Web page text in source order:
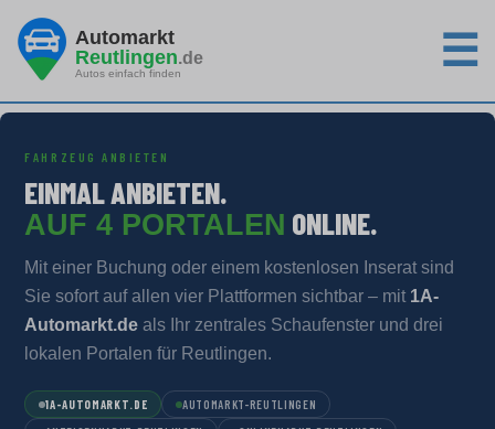
Automarkt
Reutlingen.de
Autos einfach finden ☰
FAHRZEUG ANBIETEN
EINMAL ANBIETEN.
AUF 4 PORTALEN ONLINE.
Mit einer Buchung oder einem kostenlosen Inserat sind
Sie sofort auf allen vier Plattformen sichtbar – mit 1A-
Automarkt.de als Ihr zentrales Schaufenster und drei
lokalen Portalen für Reutlingen.
1A-AUTOMARKT.DE
AUTOMARKT-REUTLINGEN